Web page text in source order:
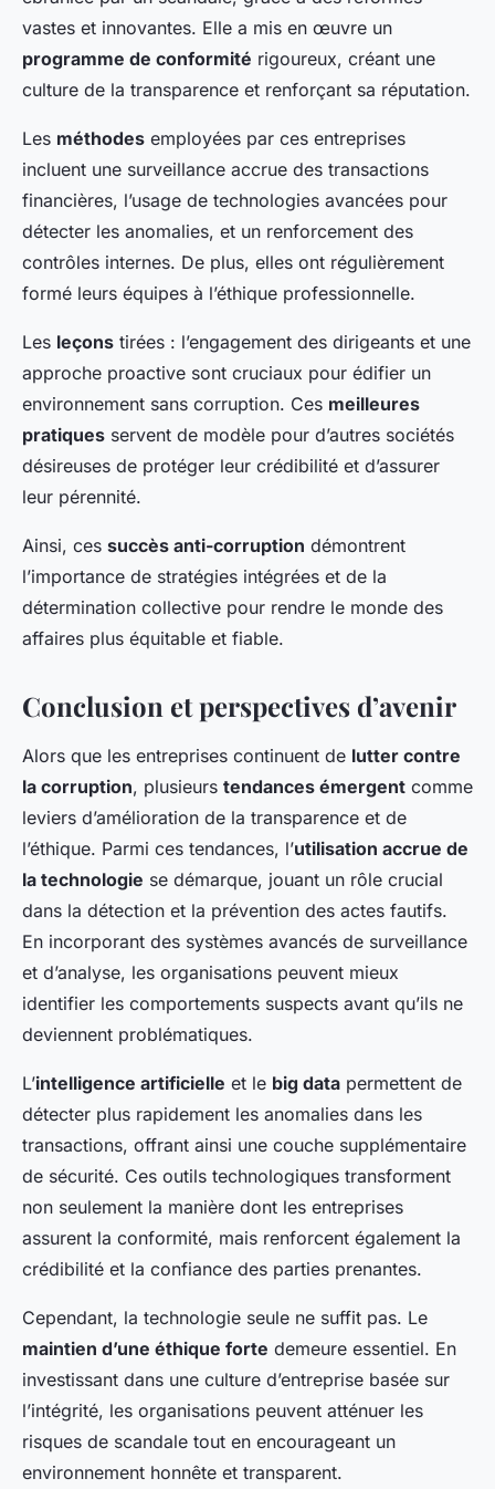
vastes et innovantes. Elle a mis en œuvre un
programme de conformité rigoureux, créant une
culture de la transparence et renforçant sa réputation.
Les méthodes employées par ces entreprises
incluent une surveillance accrue des transactions
financières, l’usage de technologies avancées pour
détecter les anomalies, et un renforcement des
contrôles internes. De plus, elles ont régulièrement
formé leurs équipes à l’éthique professionnelle.
Les leçons tirées : l’engagement des dirigeants et une
approche proactive sont cruciaux pour édifier un
environnement sans corruption. Ces meilleures
pratiques servent de modèle pour d’autres sociétés
désireuses de protéger leur crédibilité et d’assurer
leur pérennité.
Ainsi, ces succès anti-corruption démontrent
l’importance de stratégies intégrées et de la
détermination collective pour rendre le monde des
affaires plus équitable et fiable.
Conclusion et perspectives d’avenir
Alors que les entreprises continuent de lutter contre
la corruption, plusieurs tendances émergent comme
leviers d’amélioration de la transparence et de
l’éthique. Parmi ces tendances, l’utilisation accrue de
la technologie se démarque, jouant un rôle crucial
dans la détection et la prévention des actes fautifs.
En incorporant des systèmes avancés de surveillance
et d’analyse, les organisations peuvent mieux
identifier les comportements suspects avant qu’ils ne
deviennent problématiques.
L’intelligence artificielle et le big data permettent de
détecter plus rapidement les anomalies dans les
transactions, offrant ainsi une couche supplémentaire
de sécurité. Ces outils technologiques transforment
non seulement la manière dont les entreprises
assurent la conformité, mais renforcent également la
crédibilité et la confiance des parties prenantes.
Cependant, la technologie seule ne suffit pas. Le
maintien d’une éthique forte demeure essentiel. En
investissant dans une culture d’entreprise basée sur
l’intégrité, les organisations peuvent atténuer les
risques de scandale tout en encourageant un
environnement honnête et transparent.